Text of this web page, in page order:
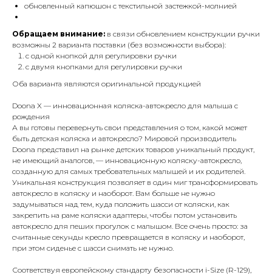
обновленный капюшон с текстильной застежкой-молнией
Обращаем внимание: в связи обновлением конструкции ручки
возможны 2 варианта поставки (без возможности выбора):
с одной кнопкой для регулировки ручки
с двумя кнопками для регулировки ручки
Оба варианта являются оригинальной продукцией
Doona X — инновационная коляска-автокресло для малыша с
рождения
А вы готовы перевернуть свои представления о том, какой может
быть детская коляска и автокресло? Мировой производитель
Doona представил на рынке детских товаров уникальный продукт,
не имеющий аналогов, — инновационную коляску-автокресло,
созданную для самых требовательных малышей и их родителей.
Уникальная конструкция позволяет в один миг трансформировать
автокресло в коляску и наоборот. Вам больше не нужно
задумываться над тем, куда положить шасси от коляски, как
закрепить на раме коляски адаптеры, чтобы потом установить
автокресло для пеших прогулок с малышом. Все очень просто: за
считанные секунды кресло превращается в коляску и наоборот,
при этом сиденье с шасси снимать не нужно.
Соответствуя европейскому стандарту безопасности i-Size (R-129),